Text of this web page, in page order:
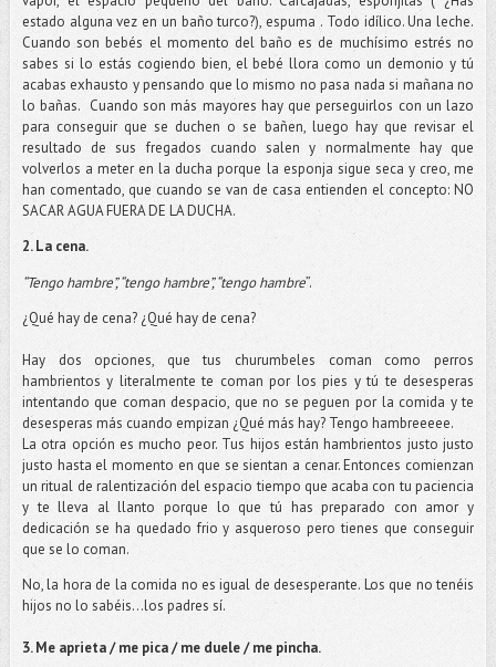
estado alguna vez en un baño turco?), espuma . Todo idílico. Una leche.
Cuando son bebés el momento del baño es de muchísimo estrés no
sabes si lo estás cogiendo bien, el bebé llora como un demonio y tú
acabas exhausto y pensando que lo mismo no pasa nada si mañana no
lo bañas. Cuando son más mayores hay que perseguirlos con un lazo
para conseguir que se duchen o se bañen, luego hay que revisar el
resultado de sus fregados cuando salen y normalmente hay que
volverlos a meter en la ducha porque la esponja sigue seca y creo, me
han comentado, que cuando se van de casa entienden el concepto: NO
SACAR AGUA FUERA DE LA DUCHA.
2. La cena.
“Tengo hambre”, “tengo hambre”, “tengo hambre”.
¿Qué hay de cena? ¿Qué hay de cena?
Hay dos opciones, que tus churumbeles coman como perros
hambrientos y literalmente te coman por los pies y tú te desesperas
intentando que coman despacio, que no se peguen por la comida y te
desesperas más cuando empizan ¿Qué más hay? Tengo hambreeeee.
La otra opción es mucho peor. Tus hijos están hambrientos justo justo
justo hasta el momento en que se sientan a cenar. Entonces comienzan
un ritual de ralentización del espacio tiempo que acaba con tu paciencia
y te lleva al llanto porque lo que tú has preparado con amor y
dedicación se ha quedado frio y asqueroso pero tienes que conseguir
que se lo coman.
No, la hora de la comida no es igual de desesperante. Los que no tenéis
hijos no lo sabéis…los padres sí.
3. Me aprieta / me pica / me duele / me pincha.